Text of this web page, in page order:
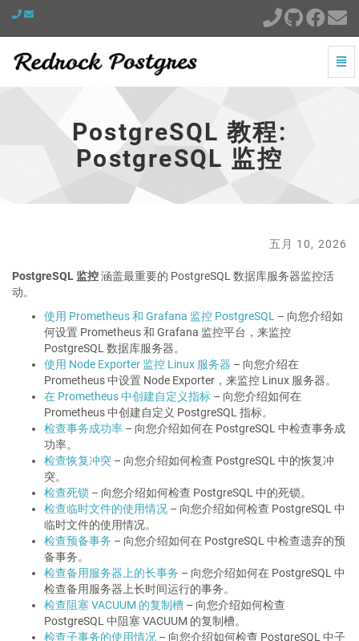
PostgreSQL
PostgreSQL
切
换
PostgreSQL 教程:
PostgreSQL 监控
五月 10, 2026
PostgreSQL 监控涵盖最重要的 PostgreSQL 数据库服务器监控活
动。
使用 Prometheus 和 Grafana 监控 PostgreSQL – 向您介绍如
何设置 Prometheus 和 Grafana 监控平台，来监控
PostgreSQL 数据库服务器。
使用 Node Exporter 监控 Linux 服务器 – 向您介绍在
Prometheus 中设置 Node Exporter，来监控 Linux 服务器。
在 Prometheus 中创建自定义指标 – 向您介绍如何在
Prometheus 中创建自定义 PostgreSQL 指标。
检查事务成功率 – 向您介绍如何在 PostgreSQL 中检查事务成
功率。
检查恢复冲突 – 向您介绍如何检查 PostgreSQL 中的恢复冲
突。
检查死锁 – 向您介绍如何检查 PostgreSQL 中的死锁。
检查临时文件的使用情况 – 向您介绍如何检查 PostgreSQL 中
临时文件的使用情况。
检查预备事务 – 向您介绍如何在 PostgreSQL 中检查遗弃的预
备事务。
检查备用服务器上的长事务 – 向您介绍如何在 PostgreSQL 中
检查备用服务器上长时间运行的事务。
检查阻塞 VACUUM 的复制槽 – 向您介绍如何检查
PostgreSQL 中阻塞 VACUUM 的复制槽。
检查子事务的使用情况 – 向您介绍如何检查 PostgreSQL 中子